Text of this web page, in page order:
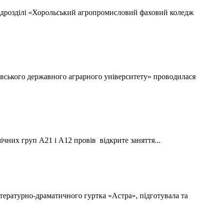
«Хорольський агропромисловий фаховий коледж
державного аграрного університету» проводилася
груп А21 і А12 провів відкрите заняття...
драматичного гуртка «Астра», підготувала та